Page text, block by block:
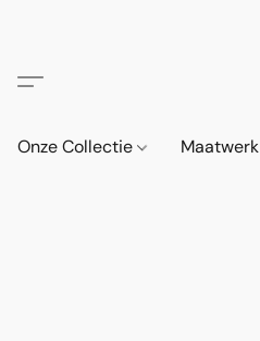
Onze Collectie Maatwerk